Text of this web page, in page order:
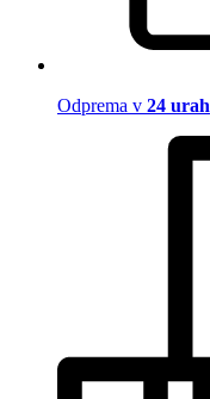
Odprema v 24 urah